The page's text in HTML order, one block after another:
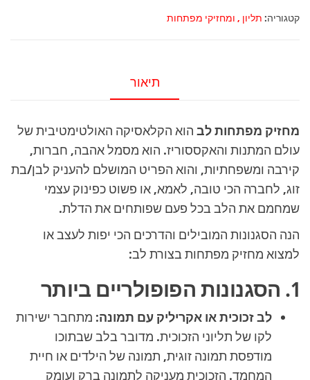
מפתחותקטגוריה: תליון , ומחזיקי מפתחות
תיאור
מחזיק מפתחות לב הוא הקלאסיקה האולטימטיבית של
עולם המתנות והאקססוריז. הוא מסמל אהבה, חברות,
קירבה ומשפחתיות, והוא הפריט המושלם להעניק לבן/בת
זוג, לחברה הכי טובה, לאמא, או פשוט כפינוק עצמי
שמחמם את הלב בכל פעם שפותחים את הדלת.
הנה הסגנונות המובילים והדרכים הכי יפות לעצב או
למצוא מחזיק מפתחות בצורת לב:
1. הסגנונות הפופולריים ביותר
לב זכוכית או אקריליק עם תמונה: מתחבר ישירות
לקו של תליוני הזכוכית. מדובר בלב שבתוכו
מודפסת תמונה זוגית, תמונה של הילדים או חיית
המחמד. הזכוכית מעניקה לתמונה ברק ועומק